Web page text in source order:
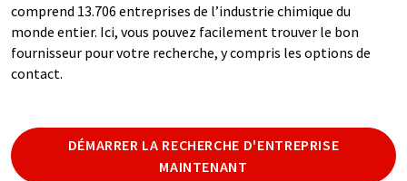
comprend 13.706 entreprises de l’industrie chimique du
monde entier. Ici, vous pouvez facilement trouver le bon
fournisseur pour votre recherche, y compris les options de
contact.
DÉMARRER LA RECHERCHE D'ENTREPRISE
MAINTENANT